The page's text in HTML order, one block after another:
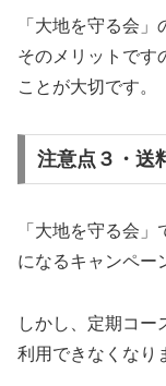
「大地を守る会
そのメリットです
ことが大切です。
注意点３・送
「大地を守る会
になるキャンペー
しかし、定期コー
利用できなくなり